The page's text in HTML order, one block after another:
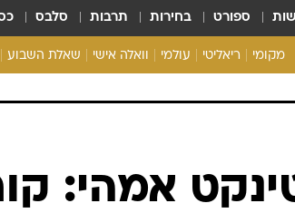
ספורט בחירות תרבות סלבס
מקומי ריאליטי עולמי וואלה אישי שאלת השבוע
אמהי: